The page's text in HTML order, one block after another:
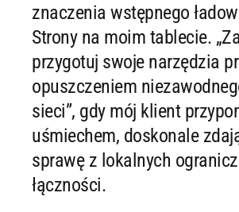
znaczenia wstępnego
Strony na moim tablecie.
przygotuj swoje narzędzia
opuszczeniem
sieci”, gdy mój klient
uśmiechem, doskonale
sprawę z lokalnych
łączności.